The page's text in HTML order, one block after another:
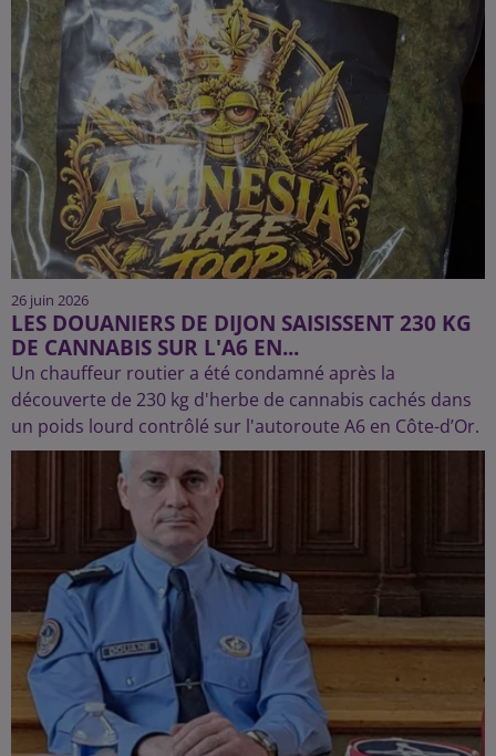
26 juin 2026
LES DOUANIERS DE DIJON SAISISSENT 230 KG
DE CANNABIS SUR L'A6 EN...
Un chauffeur routier a été condamné après la
découverte de 230 kg d'herbe de cannabis cachés dans
un poids lourd contrôlé sur l'autoroute A6 en Côte-d’Or.